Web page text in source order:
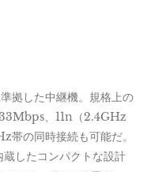
拠した中継機。規格上の
、11n（2.4GHz
の同時接続も可能だ。
したコンパクトな設計